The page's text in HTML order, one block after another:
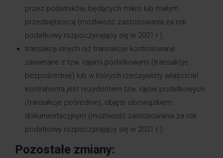
przez podatników, będących mikro lub małym
przedsiębiorcą (możliwość zastosowania za rok
podatkowy rozpoczynający się w 2021 r.),
transakcji innych niż transakcje kontrolowane
zawierane z tzw. rajami podatkowymi (transakcje
bezpośrednie) lub w których rzeczywisty właściciel
kontrahenta jest rezydentem tzw. rajów podatkowych
(transakcje pośrednie), objęte obowiązkiem
dokumentacyjnym (możliwość zastosowania za rok
podatkowy rozpoczynający się w 2021 r.).
Pozostałe zmiany: